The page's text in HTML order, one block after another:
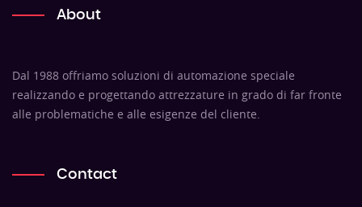
About
Dal 1988 offriamo soluzioni di automazione speciale
realizzando e progettando attrezzature in grado di far fronte
alle problematiche e alle esigenze del cliente.
Contact